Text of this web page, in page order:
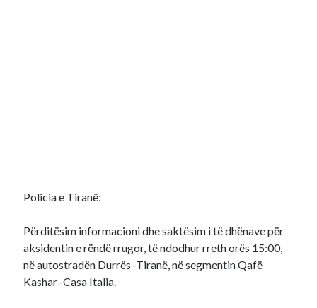
Policia e Tiranë:
Përditësim informacioni dhe saktësim i të dhënave për
aksidentin e rëndë rrugor, të ndodhur rreth orës 15:00,
në autostradën Durrës–Tiranë, në segmentin Qafë
Kashar–Casa Italia.